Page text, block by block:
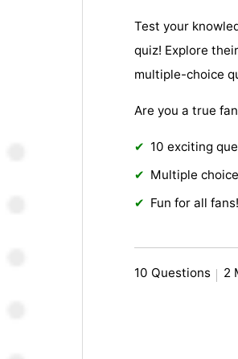
Test your
quiz! Explore
multiple-choice
Are you a true
10 exciting
Multiple
Fun for all fans!
10 Questions 2